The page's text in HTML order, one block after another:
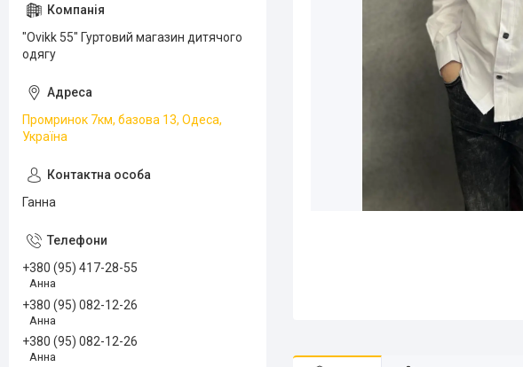
"Ovikk 55" Гуртовий магазин дитячого
одягу
Промринок 7км, базова 13, Одеса,
Україна
Ганна
+380 (95) 417-28-55
Анна
+380 (95) 082-12-26
Анна
+380 (95) 082-12-26
Анна